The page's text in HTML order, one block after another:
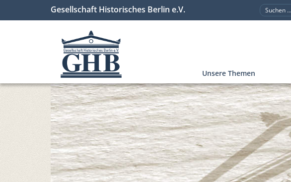
Gesellschaft Historisches Berlin e.V.
Unsere Themen